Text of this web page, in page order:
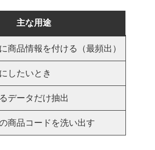
主な用途
商品情報を付ける（最頻出）
したいとき
データだけ抽出
商品コードを洗い出す